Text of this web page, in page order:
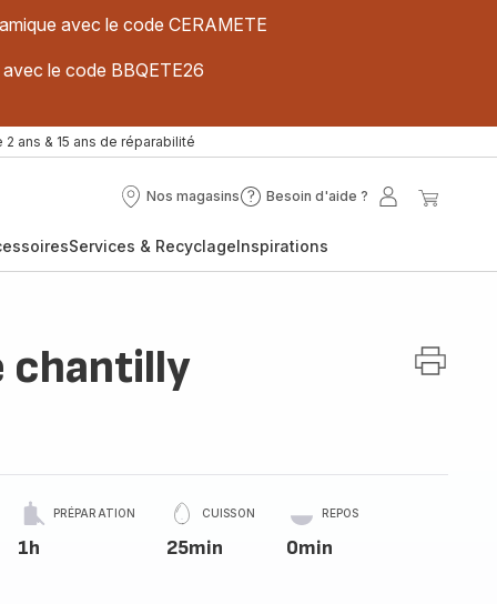
avec le code CERAMETE
le code BBQETE26
2 ans & 15 ans de réparabilité
Nos magasins
Nos
Besoin d'aide ?
Besoin
?
Mon
Services & RecyclageInspirations
chantilly
PRÉPARATION
1h
CUISSON
25min
REPOS
0min